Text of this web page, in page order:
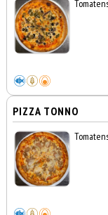
PIZZA TONNO